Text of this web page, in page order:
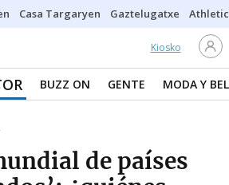
Casa Targaryen Gaztelugatxe Athletic
Kiosko
BUZZ ON GENTE MODA Y
de países